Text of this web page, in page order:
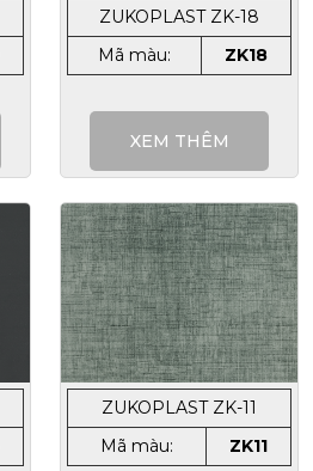
ZUKOPLAST ZK-18
Mã màu:
ZK18
XEM THÊM
ZUKOPLAST ZK-11
Mã màu:
ZK11